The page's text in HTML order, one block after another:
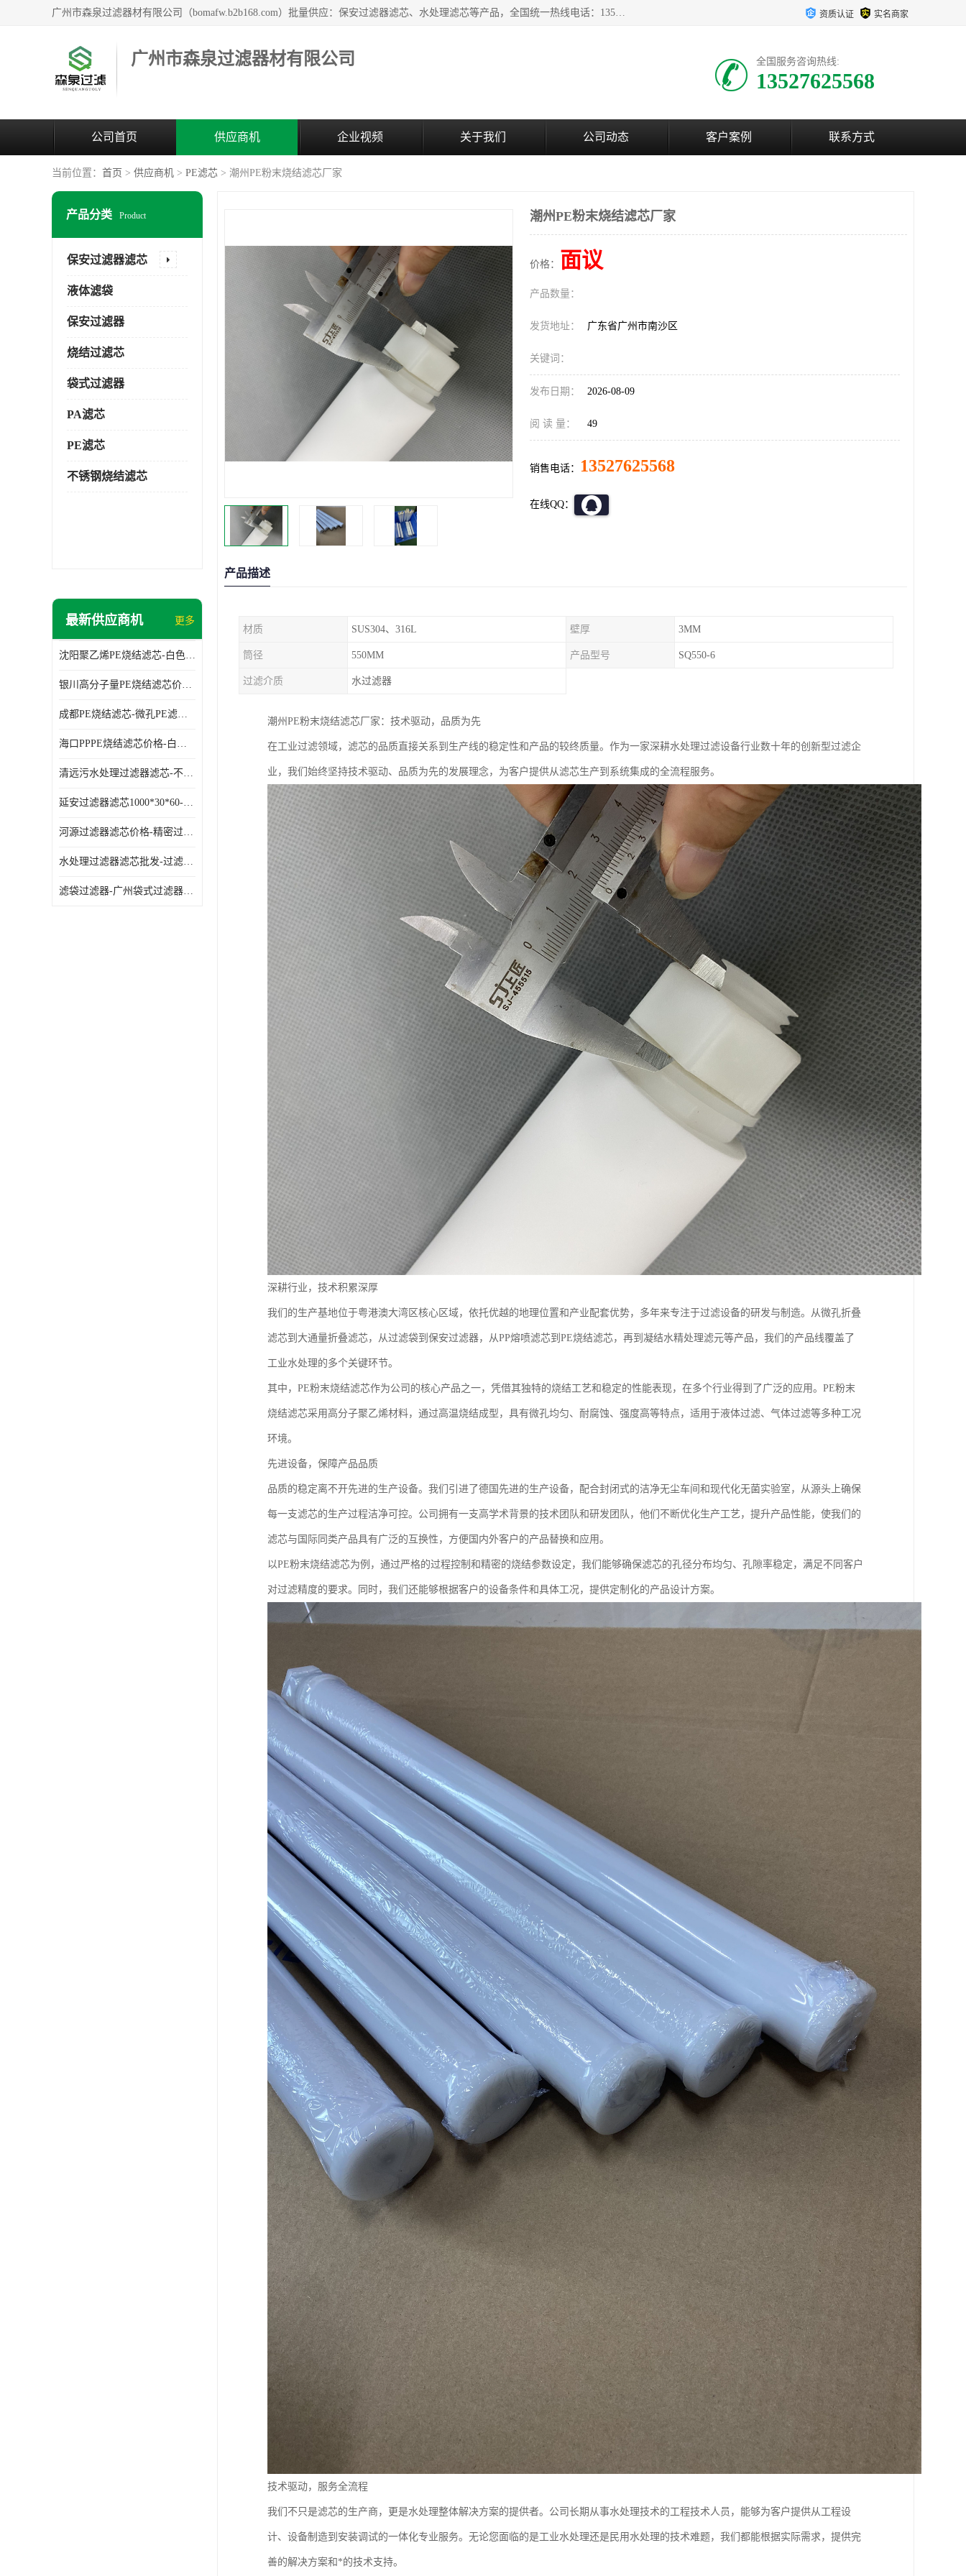
广州市森泉过滤器材有限公司（bomafw.b2b168.com）批量供应：保安过滤器滤芯、水处理滤芯等产品，全国统一热线电话：13527625568。广州市森泉过滤器材有限公司数十年专注于水处理过滤设备的工作，积累了丰富的经验，取得了行业的业绩和成果。 资质认证 实名商家
广州市森泉过滤器材有限公司 全国服务咨询热线:
13527625568
公司首页 供应商机 企业视频 关于我们 公司动态 客户案例 联系方式
当前位置： 首页 > 供应商机 > PE滤芯 > 潮州PE粉末烧结滤芯厂家
产品分类 Product
保安过滤器滤芯
液体滤袋
保安过滤器
烧结过滤芯
袋式过滤器
PA滤芯
PE滤芯
不锈钢烧结滤芯
最新供应商机 更多
沈阳聚乙烯PE烧结滤芯-白色PE滤芯-使用寿命长
银川高分子量PE烧结滤芯价格-过滤器PE滤芯-高流通能力
成都PE烧结滤芯-微孔PE滤芯-拆洗方便
海口PPPE烧结滤芯价格-白色PE滤芯-各种规格定制
清远污水处理过滤器滤芯-不锈钢过滤器-欢迎来电咨询
延安过滤器滤芯1000*30*60-水过滤筒-型号齐全
河源过滤器滤芯价格-精密过滤器-大流量滤芯
水处理过滤器滤芯批发-过滤器水过滤-节能环保
滤袋过滤器-广州袋式过滤器厂家-经久耐用
潮州PE粉末烧结滤芯厂家
价格： 面议
产品数量：
发货地址： 广东省广州市南沙区
关键词：
发布日期： 2026-08-09
阅 读 量： 49
销售电话： 13527625568
在线QQ：
产品描述
材质 SUS304、316L 壁厚 3MM
筒径 550MM 产品型号 SQ550-6
过滤介质 水过滤器
潮州PE粉末烧结滤芯厂家：技术驱动，品质为先
在工业过滤领域，滤芯的品质直接关系到生产线的稳定性和产品的较终质量。作为一家深耕水处理过滤设备行业数十年的创新型过滤企
业，我们始终坚持技术驱动、品质为先的发展理念，为客户提供从滤芯生产到系统集成的全流程服务。
深耕行业，技术积累深厚
我们的生产基地位于粤港澳大湾区核心区域，依托优越的地理位置和产业配套优势，多年来专注于过滤设备的研发与制造。从微孔折叠
滤芯到大通量折叠滤芯，从过滤袋到保安过滤器，从PP熔喷滤芯到PE烧结滤芯，再到凝结水精处理滤元等产品，我们的产品线覆盖了
工业水处理的多个关键环节。
其中，PE粉末烧结滤芯作为公司的核心产品之一，凭借其独特的烧结工艺和稳定的性能表现，在多个行业得到了广泛的应用。PE粉末
烧结滤芯采用高分子聚乙烯材料，通过高温烧结成型，具有微孔均匀、耐腐蚀、强度高等特点，适用于液体过滤、气体过滤等多种工况
环境。
先进设备，保障产品品质
品质的稳定离不开先进的生产设备。我们引进了德国先进的生产设备，配合封闭式的洁净无尘车间和现代化无菌实验室，从源头上确保
每一支滤芯的生产过程洁净可控。公司拥有一支高学术背景的技术团队和研发团队，他们不断优化生产工艺，提升产品性能，使我们的
滤芯与国际同类产品具有广泛的互换性，方便国内外客户的产品替换和应用。
以PE粉末烧结滤芯为例，通过严格的过程控制和精密的烧结参数设定，我们能够确保滤芯的孔径分布均匀、孔隙率稳定，满足不同客户
对过滤精度的要求。同时，我们还能够根据客户的设备条件和具体工况，提供定制化的产品设计方案。
技术驱动，服务全流程
我们不只是滤芯的生产商，更是水处理整体解决方案的提供者。公司长期从事水处理技术的工程技术人员，能够为客户提供从工程设
计、设备制造到安装调试的一体化专业服务。无论您面临的是工业水处理还是民用水处理的技术难题，我们都能根据实际需求，提供完
善的解决方案和*的技术支持。